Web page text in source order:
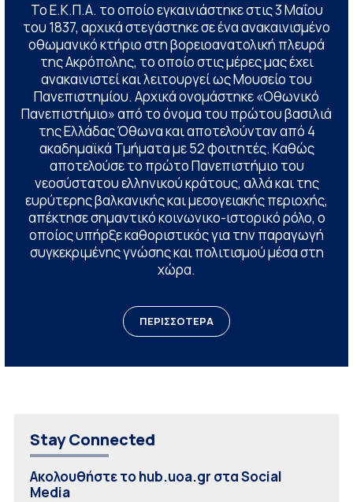
Το Ε.Κ.Π.Α. το οποίο εγκαινιάστηκε στις 3 Μαΐου
του 1837, αρχικά στεγάστηκε σε ένα ανακαινισμένο
οθωμανικό κτήριο στη βορειοανατολική πλευρά
της Ακρόπολης, το οποίο στις μέρες μας έχει
ανακαινιστεί και λειτουργεί ως Μουσείο του
Πανεπιστημίου. Αρχικά ονομάστηκε «Οθωνικό
Πανεπιστήμιο» από το όνομα του πρώτου βασιλιά
της Ελλάδας Όθωνα και αποτελούνταν από 4
ακαδημαϊκά Τμήματα με 52 φοιτητές. Καθώς
αποτελούσε το πρώτο Πανεπιστήμιο του
νεοσύστατου ελληνικού κράτους, αλλά και της
ευρύτερης βαλκανικής και μεσογειακής περιοχής,
απέκτησε σημαντικό κοινωνικο-ιστορικό ρόλο, ο
οποίος υπήρξε καθοριστικός για την παραγωγή
συγκεκριμένης γνώσης και πολιτισμού μέσα στη
χώρα.
ΠΕΡΙΣΣΟΤΕΡΑ
Stay Connected
Ακολουθήστε το hub.uoa.gr στα Social
Media